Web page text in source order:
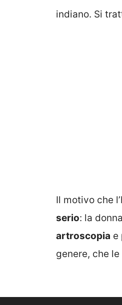
indiano. Si
Il motivo che
serio: la
artroscopia e
genere, che